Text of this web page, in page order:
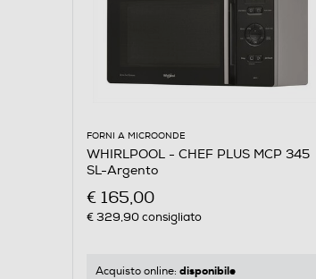
FORNI A MICROONDE
WHIRLPOOL - CHEF PLUS MCP 345
SL-Argento
€ 165,00
€ 329,90consigliato
Acquisto online: disponibile